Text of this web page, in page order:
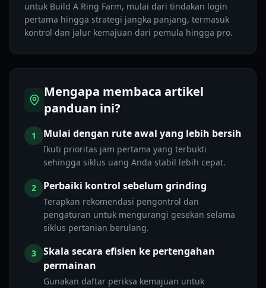
untuk Build A Ring Farm, mulai dari tindakan login
pertama hingga strategi jangka panjang, termasuk
kontrol dan jalur kemajuan dari pemula hingga pro.
Mengapa membaca artikel
panduan ini?
1 Mulai dengan rute awal yang lebih bersih
Ikuti prioritas jam pertama yang terbukti
sehingga siklus uang Anda stabil lebih cepat.
2 Perbaiki kontrol sebelum grinding
Terapkan rekomendasi pengontrol dan
pengaturan untuk mengurangi gesekan selama
siklus pertanian berulang.
3
Skala secara efisien ke pertengahan
permainan
Gunakan daftar periksa kemajuan untuk